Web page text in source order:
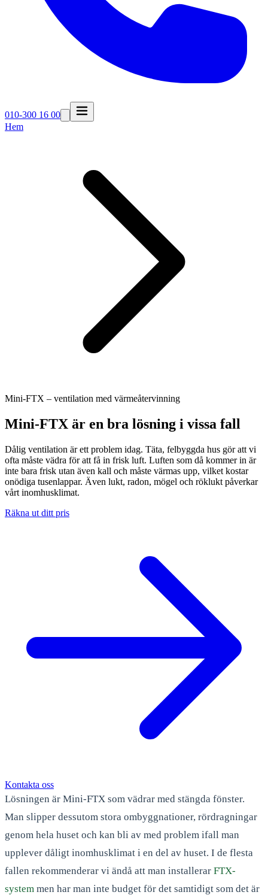
010-300 16 00
Hem
Mini-FTX – ventilation med värmeåtervinning
Mini-FTX är en bra lösning i vissa fall
Dålig ventilation är ett problem idag. Täta, felbyggda hus gör att vi
ofta måste vädra för att få in frisk luft. Luften som då kommer in är
inte bara frisk utan även kall och måste värmas upp, vilket kostar
onödiga tusenlappar. Även lukt, radon, mögel och röklukt påverkar
vårt inomhusklimat.
Räkna ut ditt pris
Kontakta oss
Lösningen är Mini-FTX som vädrar med stängda fönster.
Man slipper dessutom stora ombyggnationer, rördragningar
genom hela huset och kan bli av med problem ifall man
upplever dåligt inomhusklimat i en del av huset. I de flesta
fallen rekommenderar vi ändå att man installerar FTX-
system men har man inte budget för det samtidigt som det är